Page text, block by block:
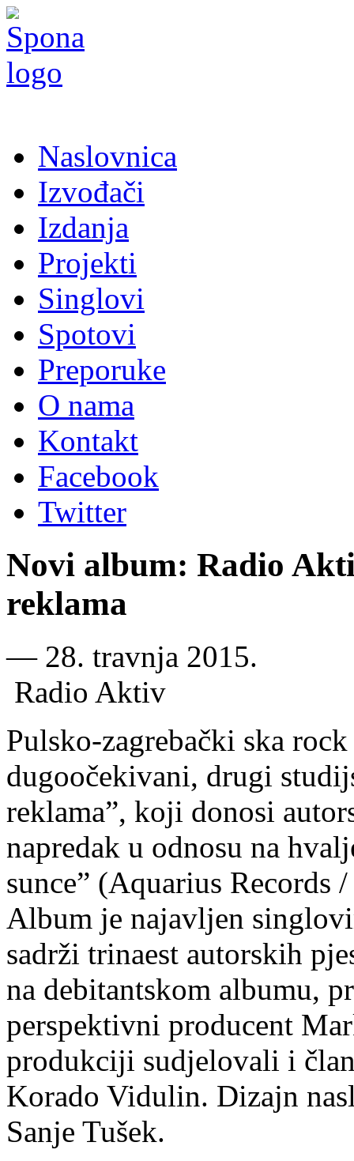
Naslovnica
Izvođači
Izdanja
Projekti
Singlovi
Spotovi
Preporuke
O nama
Kontakt
Facebook
Twitter
Novi album: Radio
reklama
― 28. travnja 2015.
Radio Aktiv
Pulsko-zagrebački ska
dugoočekivani, drugi
reklama”, koji donosi
napredak u odnosu na
sunce” (Aquarius Records
Album je najavljen
sadrži trinaest autorskih
na debitantskom albumu,
perspektivni producent
produkciji sudjelovali i
Korado Vidulin. Dizajn
Sanje Tušek.